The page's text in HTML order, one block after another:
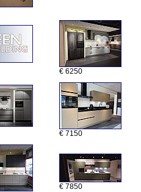
€ 6250
€ 7150
€ 7850